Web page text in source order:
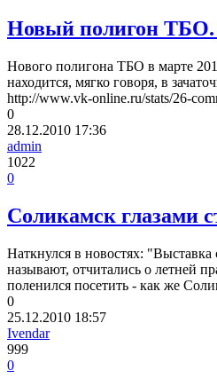
Новый полигон ТБО.
Нового полигона ТБО в марте
находится, мягко говоря, в
http://www.vk-online.ru/stats/26-
0
28.12.2010 17:36
admin
1022
0
Соликамск глазами
Наткнулся в новостях:
называют, отчитались о летней
поленился посетить - как же
0
25.12.2010 18:57
Ivendar
999
0